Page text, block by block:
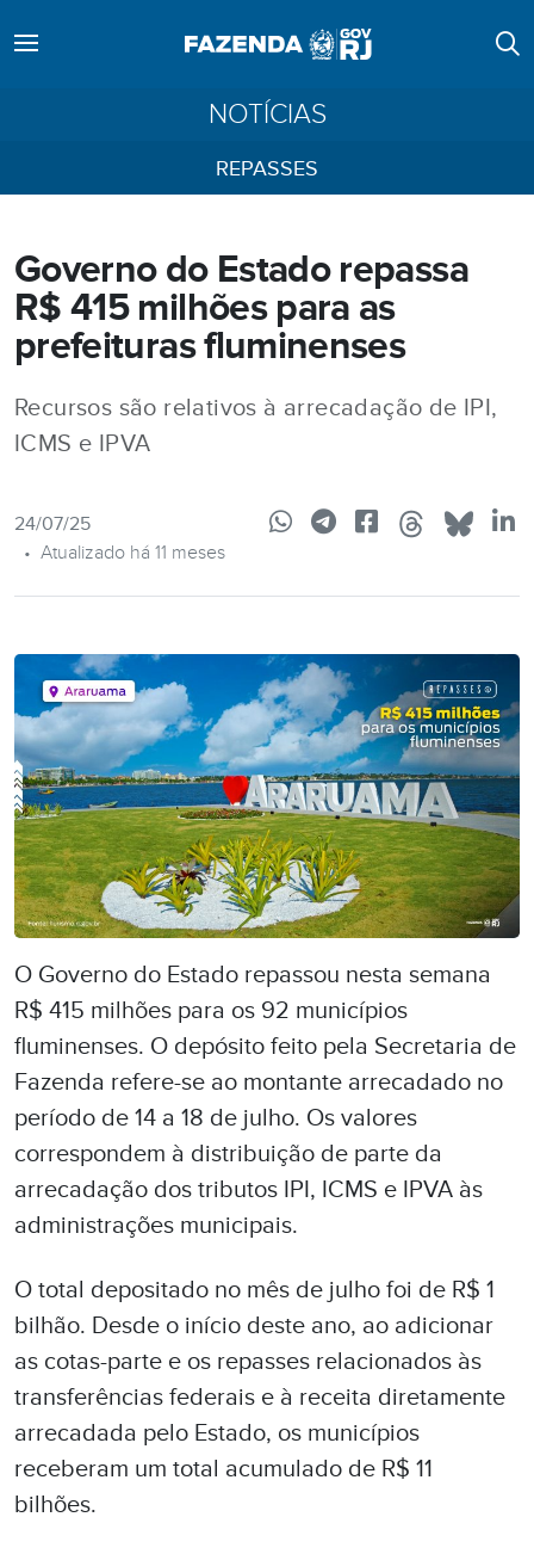
NOTÍCIAS
REPASSES
Governo do Estado repassa
R$ 415 milhões para as
prefeituras fluminenses
Recursos são relativos à arrecadação de IPI,
ICMS e IPVA
24/07/25
• Atualizado há 11 meses
O Governo do Estado repassou nesta semana
R$ 415 milhões para os 92 municípios
fluminenses. O depósito feito pela Secretaria de
Fazenda refere-se ao montante arrecadado no
período de 14 a 18 de julho. Os valores
correspondem à distribuição de parte da
arrecadação dos tributos IPI, ICMS e IPVA às
administrações municipais.
O total depositado no mês de julho foi de R$ 1
bilhão. Desde o início deste ano, ao adicionar
as cotas-parte e os repasses relacionados às
transferências federais e à receita diretamente
arrecadada pelo Estado, os municípios
receberam um total acumulado de R$ 11
bilhões.